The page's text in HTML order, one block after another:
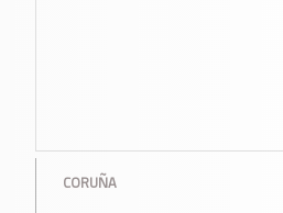
CORUÑA